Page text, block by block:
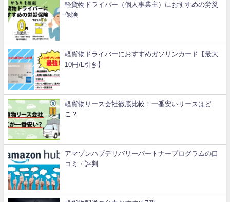
軽貨物ドライバー（個人事業主）におすすめの労災
保険
軽貨物ドライバーにおすすめガソリンカード【最大
10円/L引き】
軽貨物リース会社徹底比較！一番安いリースはど
こ？
アマゾンハブデリバリーパートナープログラムの口
コミ・評判